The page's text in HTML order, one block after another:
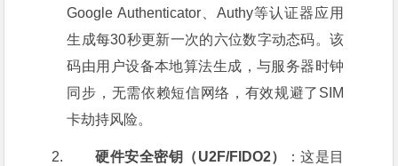
Google Authenticator、Authy等认证器应用
生成每30秒更新一次的六位数字动态码。该
码由用户设备本地算法生成，与服务器时钟
同步，无需依赖短信网络，有效规避了SIM
卡劫持风险。
硬件安全密钥（U2F/FIDO2）
：这是目